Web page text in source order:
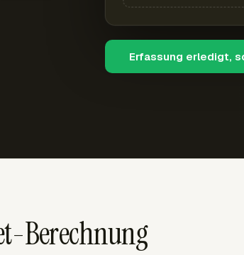
Erfassung erledigt,
Berechnung